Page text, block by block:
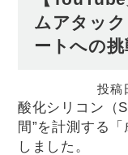
ムアタッ
ートへの挑
酸化シリコン（
間”を計測する
しました。